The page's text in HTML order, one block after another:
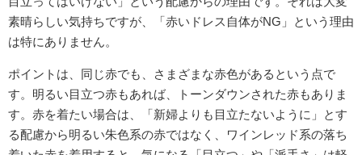
素晴らしい気持ちですが、「赤いドレス自体がNG」という理由
は特にありません。
ポイントは、同じ赤でも、さまざまな赤色があるという点で
す。明るい目立つ赤もあれば、トーンダウンされた赤もありま
す。赤を着たい場合は、「新婦よりも目立たないように」とす
る配慮から明るい朱色系の赤ではなく、ワインレッド系の落ち